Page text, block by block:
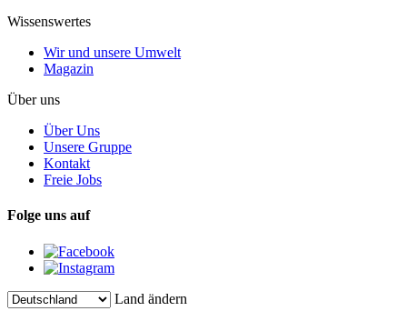
Wissenswertes
Wir und unsere Umwelt
Magazin
Über uns
Über Uns
Unsere Gruppe
Kontakt
Freie Jobs
Folge uns auf
Land ändern